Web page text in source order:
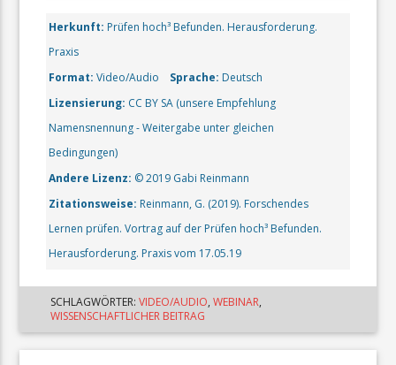
SCHLAGWÖRTER:VIDEO/AUDIO,WEBINAR,
WISSENSCHAFTLICHER BEITRAG
Herkunft: Prüfen hoch³ Befunden. Herausforderung.
Praxis
Format: Video/Audio Sprache: Deutsch
Lizensierung: CC BY SA (unsere Empfehlung
Namensnennung - Weitergabe unter gleichen
Bedingungen)
Andere Lizenz: © 2019 Gabi Reinmann
Zitationsweise: Reinmann, G. (2019). Forschendes
Lernen prüfen. Vortrag auf der Prüfen hoch³ Befunden.
Herausforderung. Praxis vom 17.05.19